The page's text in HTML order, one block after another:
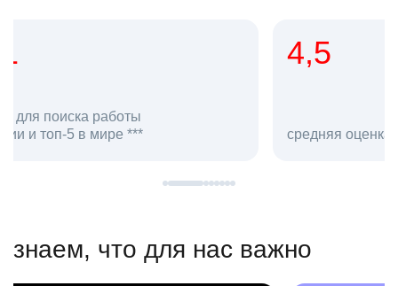
средняя оценка hh.ru как работодателя **
в hh.ru
знаем, что для нас важно